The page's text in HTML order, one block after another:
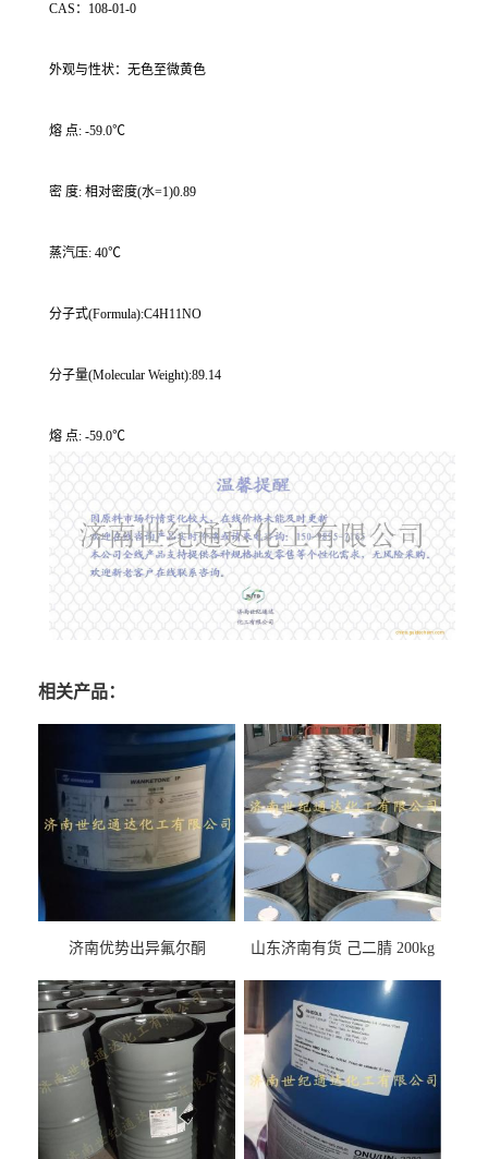
CAS：108-01-0
外观与性状：无色至微黄色
熔 点: -59.0℃
密 度: 相对密度(水=1)0.89
蒸汽压: 40℃
分子式(Formula):C4H11NO
分子量(Molecular Weight):89.14
熔 点: -59.0℃
相关产品：
济南优势出异氟尔酮
山东济南有货 己二腈 200kg